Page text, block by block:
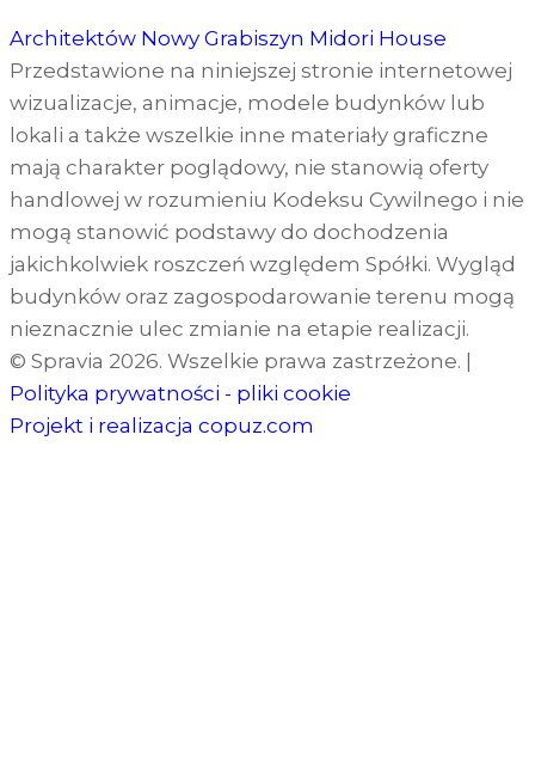
Architektów Nowy Grabiszyn Midori House
Przedstawione na niniejszej stronie internetowej
wizualizacje, animacje, modele budynków lub
lokali a także wszelkie inne materiały graficzne
mają charakter poglądowy, nie stanowią oferty
handlowej w rozumieniu Kodeksu Cywilnego i nie
mogą stanowić podstawy do dochodzenia
jakichkolwiek roszczeń względem Spółki. Wygląd
budynków oraz zagospodarowanie terenu mogą
nieznacznie ulec zmianie na etapie realizacji.
© Spravia 2026. Wszelkie prawa zastrzeżone. |
Polityka prywatności - pliki cookie
Projekt i realizacja copuz.com